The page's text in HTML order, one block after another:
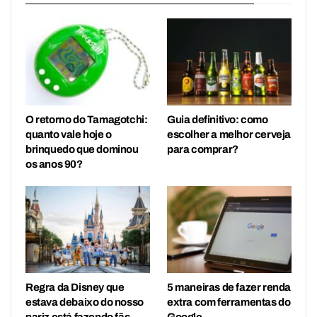
O retorno do Tamagotchi:
quanto vale hoje o
brinquedo que dominou
os anos 90?
Guia definitivo: como
escolher a melhor cerveja
para comprar?
Regra da Disney que
estava debaixo do nosso
5 maneiras de fazer renda
extra com ferramentas do